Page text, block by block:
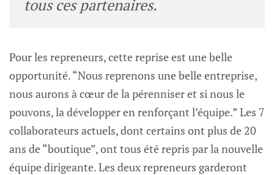
tous ces partenaires.
Pour les repreneurs, cette reprise est une belle
opportunité. “Nous reprenons une belle entreprise,
nous aurons à cœur de la pérenniser et si nous le
pouvons, la développer en renforçant l’équipe.” Les 7
collaborateurs actuels, dont certains ont plus de 20
ans de “boutique”, ont tous été repris par la nouvelle
équipe dirigeante. Les deux repreneurs garderont